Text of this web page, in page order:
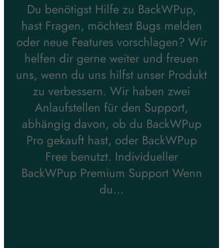
Du benötigst Hilfe zu BackWPup,
hast Fragen, möchtest Bugs melden
oder neue Features vorschlagen? Wir
helfen dir gerne weiter und freuen
uns, wenn du uns hilfst unser Produkt
zu verbessern. Wir haben zwei
Anlaufstellen für den Support,
abhängig davon, ob du BackWPup
Pro gekauft hast, oder BackWPup
Free benutzt. Individueller
BackWPup Premium Support Wenn
du…